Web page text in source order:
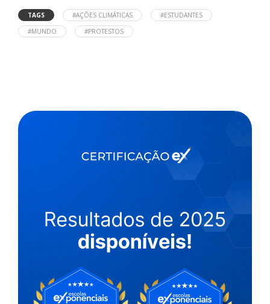
TAGS #AÇÕES CLIMÁTICAS
#ESTUDANTES
#MUNDO
#PROTESTOS